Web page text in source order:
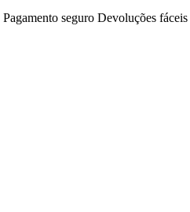
Pagamento seguro Devoluções fáceis